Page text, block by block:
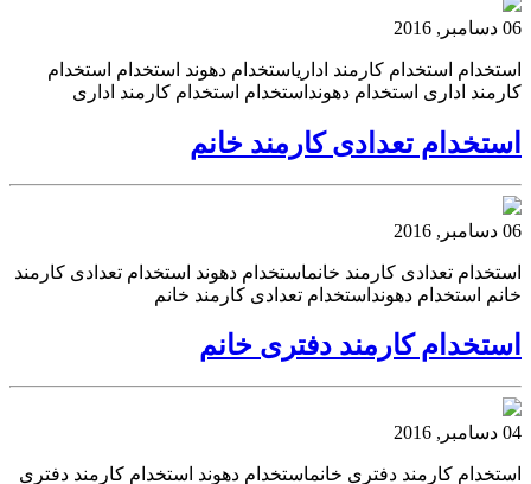
06 دسامبر, 2016
استخدام استخدام کارمند اداریاستخدام دهوند استخدام استخدام
کارمند اداری استخدام دهونداستخدام استخدام کارمند اداری
استخدام تعدادی کارمند خانم
06 دسامبر, 2016
استخدام تعدادی کارمند خانماستخدام دهوند استخدام تعدادی کارمند
خانم استخدام دهونداستخدام تعدادی کارمند خانم
استخدام کارمند دفتری خانم
04 دسامبر, 2016
استخدام کارمند دفتری خانماستخدام دهوند استخدام کارمند دفتری